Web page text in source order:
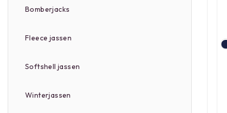
Bomberjacks
Fleece jassen
Softshell jassen
Winterjassen